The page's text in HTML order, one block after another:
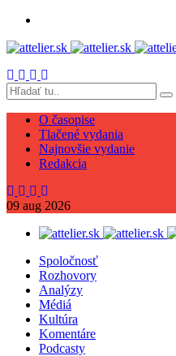
O časopise
Tlačené vydania
Najnovšie vydanie
Redakcia
09 aug 2026
Spoločnosť
Rozhovory
Analýzy
Médiá
Kultúra
Komentáre
Podcasty